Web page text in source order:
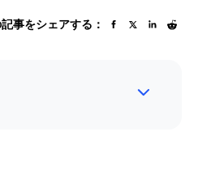
事をシェアする：